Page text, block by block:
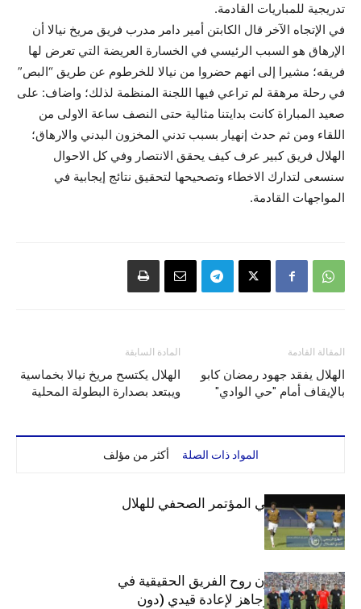
تدريجية للمباريات القادمة.
في الإتجاه الآخر قال الكابتن أمير دامر مدرب فريق مريخ نيالا أن
الإرهاق هو السبب الرئيسي في الخسارة العريضة التي تعرض لها
فريقه؛ مشيرا إلى انهم حضروا من نيالا للخرطوم عن طريق “البص”
في رحلة مرهقة لم تراعي فيها اللجنة المنظمة لذلك؛ واضاف: على
صعيد المباراة كانت بدايتنا مثالية حتى النصف ساعة الاولى من
اللقاء ومن ثم حدث إنهيار بسبب تدني المخزون البدني والارهاق؛
الهلال فريق كبير عرف كيف يحقق الانتصار وفي كل الاحوال
سنسعى لتدارك الاخطاء وتصحيحها لتحقيق نتائج إيجابية في
المواجهات القادمة.
المادة السابقة
الهلال يكتسح مريخ نيالا بخماسية
ويبتعد بصدارة البطولة المحلية
المقالة القادمة
الهلال يفقد جهود رمضان كابو
بالإيقاف أمام "حي الوادي"
المواد ذات الصلة أكثر من مؤلف
صدقي وبشة في المؤتمر الصحفي للهلال
بوي: ستشاهدون روح الفريق الحقيقية في
المجموعات.. وجاهز لإعادة قيدي (دون